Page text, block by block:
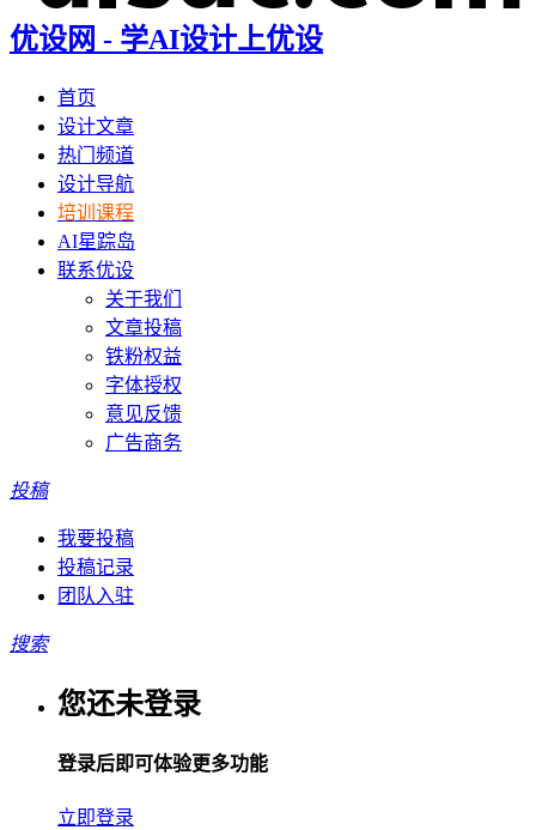
优设网 - 学AI设计上优设
首页
设计文章
热门频道
设计导航
培训课程
AI星踪岛
联系优设
关于我们
文章投稿
铁粉权益
字体授权
意见反馈
广告商务
投稿
我要投稿
投稿记录
团队入驻
搜索
您还未登录
登录后即可体验更多功能
立即登录